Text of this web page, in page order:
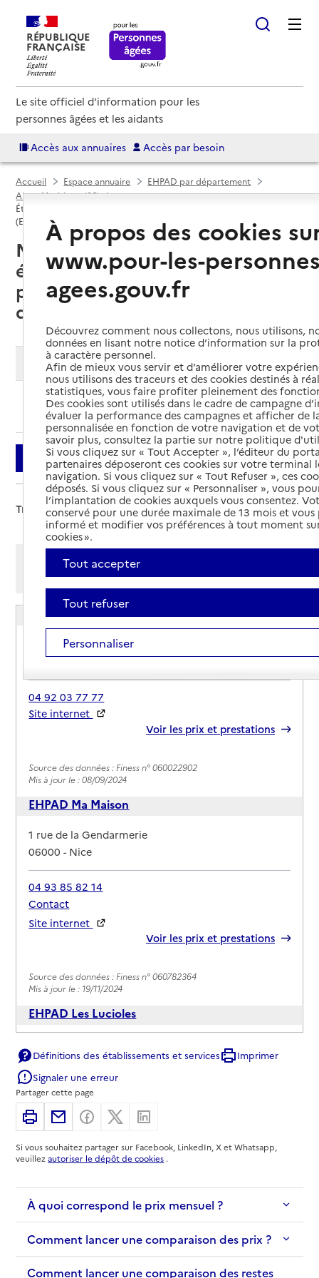
RÉPUBLIQUE
FRANÇAISE
Le site officiel d'information pour les
personnes âgées et les aidants
Accès aux annuaires Accès par besoin
Accueil Espace annuaire
EHPAD par département
Alpes-Maritimes (06)
Établissement d'hébergement pour personnes âgées dépendantes
(EHPAD)
Nice (06000) : liste des 23
établissements d'hébergement
pour personnes âgées
dépendantes (EHPAD)
Modifier ma recherche
Ajouter cette recherche aux favoris
Filtrer
Trier par :
Afficher les résultats par:
Mode liste
Mode carte
EHPAD de l'Hôpital de Cimiez
Adresse
4 avenue Reine Victoria
06000-Nice
04 92 03 77 77
Site internet
Voir les prix et prestations
Source des données : Finess n° 060022902
Mis à jour le : 08/09/2024
EHPAD Ma Maison
Adresse
1 rue de la Gendarmerie
06000-Nice
04 93 85 82 14
Contact
Site internet
Voir les prix et prestations
Source des données : Finess n° 060782364
Mis à jour le : 19/11/2024
EHPAD Les Lucioles
06000-Nice
04 93 37 75 00
Contact
Rapport HAS
EHPAD de la Croix Rouge Russe
Adresse
34 avenue Caravadossi
06000-Nice
Définitions des établissements et services
Imprimer
Signaler une erreur
Partager cette page
ImprimerPartager par email
Partager sur Facebook
Partager sur X
Si vous souhaitez partager sur Facebook, LinkedIn, X et Whatsapp,
veuillezautoriser le dépôt de cookies .
À quoi correspond le prix mensuel ?
Comment lancer une comparaison des prix ?
Comment lancer une comparaison des restes
À propos des cookies
www.pour-les-
agees.gouv.fr
Découvrez comment nous collectons, nous utilisons,
données en lisant notre notice d’information sur la
à caractère personnel.
Afin de mieux vous servir et d’améliorer votre
nous utilisons des traceurs et des cookies destinés à
statistiques, vous faire profiter pleinement des
Des cookies sont utilisés dans le cadre de campagne
évaluer la performance des campagnes et afficher de
personnalisée en fonction de votre navigation et de
savoir plus, consultez la partie sur notre politique
Si vous cliquez sur « Tout Accepter », l’éditeur du
partenaires déposeront ces cookies sur votre terminal
navigation. Si vous cliquez sur « Tout Refuser », ces
déposés. Si vous cliquez sur « Personnaliser », vous
l’implantation de cookies auxquels vous consentez.
conservé pour une durée maximale de 13 mois et
informé et modifier vos préférences à tout moment
cookies ».
Tout accepter
Tout refuser
Personnaliser